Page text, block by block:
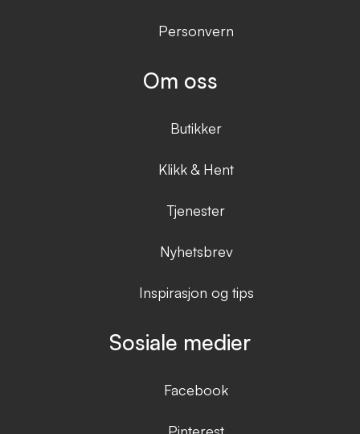
Personvern
Om oss
Butikker
Klikk & Hent
Tjenester
Nyhetsbrev
Inspirasjon og tips
Sosiale medier
Facebook